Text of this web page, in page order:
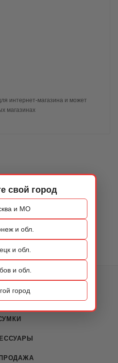
свой город
и МО
и обл.
и обл.
и обл.
город
интернет-магазина и может
магазинах